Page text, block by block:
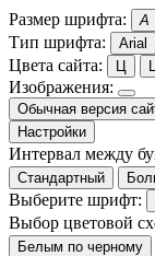
Размер шрифта: A
Тип шрифта: Arial
Цвета сайта: Ц
Изображения:
Обычная версия
Настройки
Интервал между
Стандартный
Выберите шрифт:
Выбор цветовой
Белым по черному